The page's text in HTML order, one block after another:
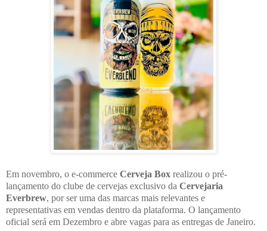
Em novembro, o e-commerce Cerveja Box realizou o pré-
lançamento do clube de cervejas exclusivo da Cervejaria
Everbrew, por ser uma das marcas mais relevantes e
representativas em vendas dentro da plataforma. O lançamento
oficial será em Dezembro e abre vagas para as entregas de Janeiro.